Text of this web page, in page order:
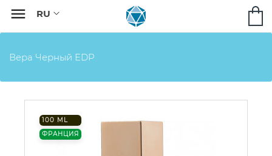

Вера Черный EDP
100 ML
ФРАНЦИЯ